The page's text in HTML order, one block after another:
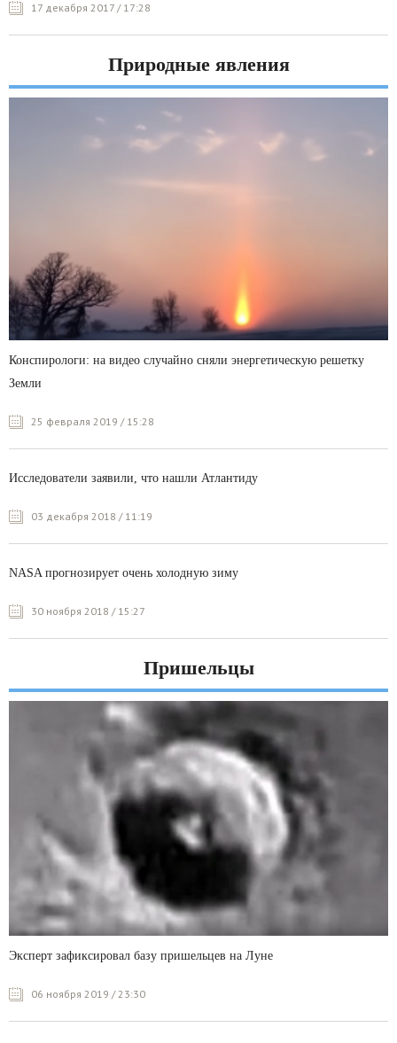
17 декабря 2017 / 17:28
Природные явления
Конспирологи: на видео случайно сняли энергетическую решетку
Земли
25 февраля 2019 / 15:28
Исследователи заявили, что нашли Атлантиду
03 декабря 2018 / 11:19
NASA прогнозирует очень холодную зиму
30 ноября 2018 / 15:27
Пришельцы
Эксперт зафиксировал базу пришельцев на Луне
06 ноября 2019 / 23:30